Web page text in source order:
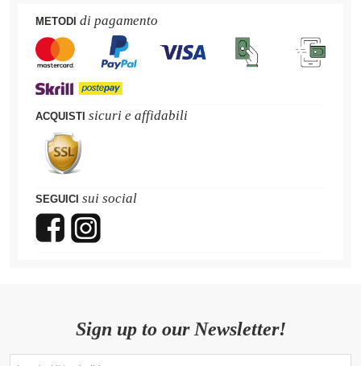
METODI di pagamento
ACQUISTI sicuri e affidabili
SEGUICI sui social
Sign up to our Newsletter!